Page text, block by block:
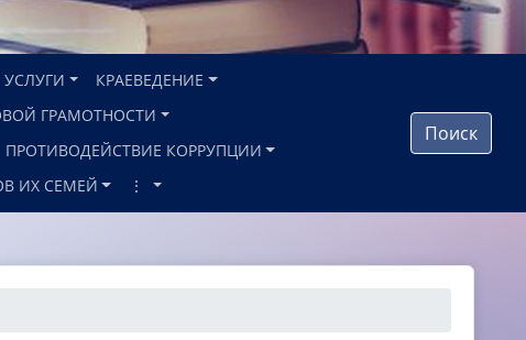
УСЛУГИ
КРАЕВЕДЕНИЕ
ГРАМОТНОСТИ
ПРОТИВОДЕЙСТВИЕ КОРРУПЦИИ
ИХ СЕМЕЙ ⋮
Поиск